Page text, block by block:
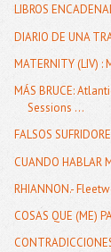
LIBROS
DIARIO DE UNA
MATERNITY (LIV)
MÁS BRUCE:
Sessions ...
FALSOS
CUANDO HABLAR
RHIANNON.-
COSAS QUE (ME)